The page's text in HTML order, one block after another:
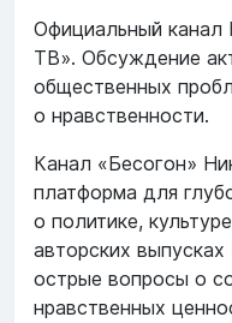
Официальный канал
ТВ». Обсуждение
общественных
о нравственности.
Канал «Бесогон»
платформа для
о политике,
авторских
острые вопросы о
нравственных